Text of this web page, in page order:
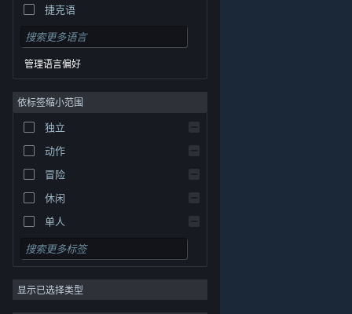
© Valve Corporation。保留所有权利。所有商标均为其在
美国及其它国家/地区的各自持有者所有。隐私政策|法
律信息|无障碍|Steam 订户协议
捷克语
丹麦语
德语
英语
西班牙语 - 西班牙
西班牙语 - 拉丁美洲
希腊语
管理语言偏好
依标签缩小范围
独立
动作
冒险
休闲
单人
模拟
角色扮演
策略
显示已选择类型